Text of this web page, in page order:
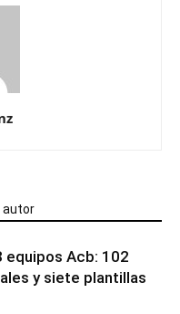
autor
equipos Acb: 102
y siete plantillas